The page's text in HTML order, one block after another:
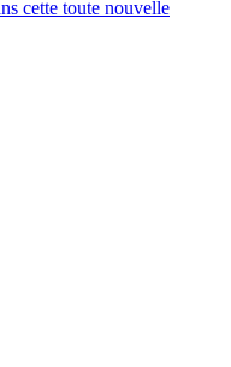
cette toute nouvelle